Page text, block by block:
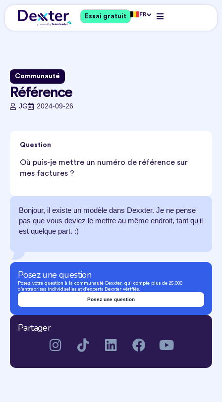
Essai gratuit FR
Communauté
Référence
JG 2024-09-26
Question
Où puis-je mettre un numéro de référence sur
mes factures ?
Bonjour, il existe un modèle dans Dexxter. Je ne pense
pas que vous deviez le mettre au même endroit, tant qu'il
est quelque part. :)
Posez une question
Posez votre question à la communauté Dexxter, qui compte plus de 25.000
d'entreprises individuelles et d'experts Dexxter vérifiés.
Posez une question
Partager